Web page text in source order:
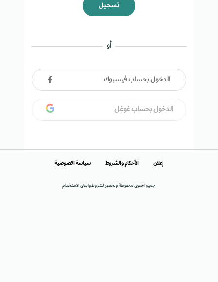
تسجيل
أو
الدخول بحساب فيسبوك
الدخول بحساب غوغل
جميع الحقوق محفوظة وتخضع لشروط واتفاق الاستخدام
إعلان الأحكام والشروط سياسة الخصوصية